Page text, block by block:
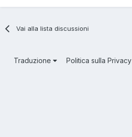
Vai alla lista discussioni
Traduzione Politica sulla Privacy